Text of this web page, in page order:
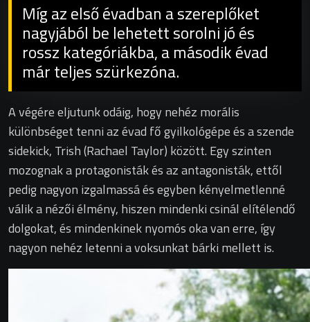
Míg az első évadban a szereplőket
nagyjából be lehetett sorolni jó és
rossz kategóriákba, a második évad
már teljes szürkezóna.
A végére eljutunk odáig, hogy nehéz morális
különbséget tenni az évad fő gyilkológépe és a szende
sidekick, Trish (Rachael Taylor) között. Egy szinten
mozognak a protagonisták és az antagonisták, ettől
pedig nagyon izgalmassá és egyben kényelmetlenné
válik a nézői élmény, hiszen mindenki csinál elítélendő
dolgokat, és mindenkinek nyomós oka van erre, így
nagyon nehéz letenni a voksunkat bárki mellett is.